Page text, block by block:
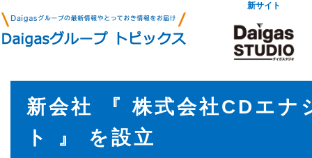
新サイト
新会社 『 株式会社CDエナ
ト 』 を設立